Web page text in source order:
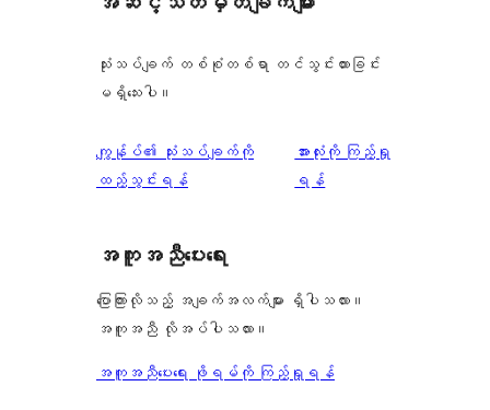
သုံးသပ်ချက် တစ်စုံတစ်ရာ တင်သွင်းထားခြင်း
မရှိသေးပါ။
ကျွန်ုပ်၏ သုံးသပ်ချက်ကို
ထည့်သွင်းရန်
သုံးသပ်
ချက်
အားလုံးကို ကြည့်ရှု
ရန်
အကူအညီပေးရေး
ပြောကြားလိုသည့် အချက်အလက်များ ရှိပါသလား။
အကူအညီ လိုအပ်ပါသလား။
အကူအညီပေးရေး ဖိုရမ်ကို ကြည့်ရှုရန်